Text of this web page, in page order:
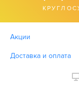
Акции
Доставка и оплата